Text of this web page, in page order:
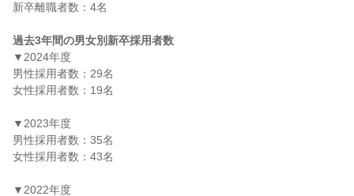
新卒離職者数：4名
過去3年間の男女別新卒採用者数
▼2024年度
男性採用者数：29名
女性採用者数：19名
▼2023年度
男性採用者数：35名
女性採用者数：43名
▼2022年度